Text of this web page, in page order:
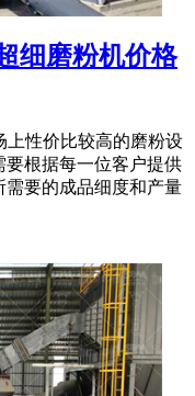
细磨粉机价格
上性价比较高的磨粉设
根据每一位客户提供
需要的成品细度和产量